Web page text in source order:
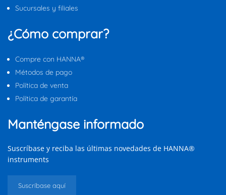
Sucursales y filiales
¿Cómo comprar?
Compre con HANNA®
Métodos de pago
Política de venta
Política de garantía
Manténgase informado
Suscríbase y reciba las últimas novedades de HANNA®
instruments
Suscríbase aquí